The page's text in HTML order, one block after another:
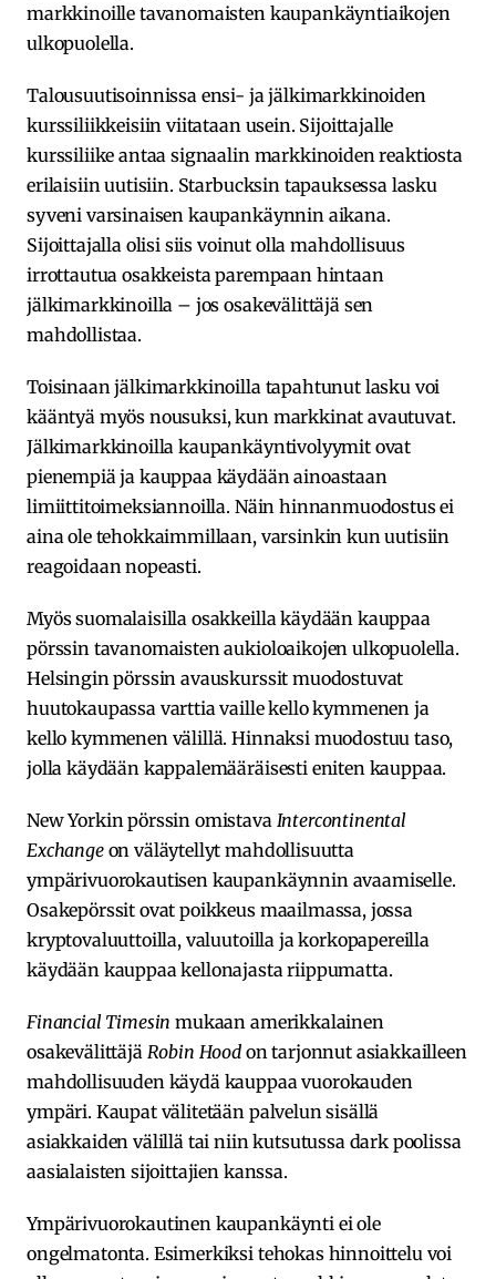
markkinoille tavanomaisten kaupankäyntiaikojen
ulkopuolella.
Talousuutisoinnissa ensi- ja jälkimarkkinoiden
kurssiliikkeisiin viitataan usein. Sijoittajalle
kurssiliike antaa signaalin markkinoiden reaktiosta
erilaisiin uutisiin. Starbucksin tapauksessa lasku
syveni varsinaisen kaupankäynnin aikana.
Sijoittajalla olisi siis voinut olla mahdollisuus
irrottautua osakkeista parempaan hintaan
jälkimarkkinoilla – jos osakevälittäjä sen
mahdollistaa.
Toisinaan jälkimarkkinoilla tapahtunut lasku voi
kääntyä myös nousuksi, kun markkinat avautuvat.
Jälkimarkkinoilla kaupankäyntivolyymit ovat
pienempiä ja kauppaa käydään ainoastaan
limiittitoimeksiannoilla. Näin hinnanmuodostus ei
aina ole tehokkaimmillaan, varsinkin kun uutisiin
reagoidaan nopeasti.
Myös suomalaisilla osakkeilla käydään kauppaa
pörssin tavanomaisten aukioloaikojen ulkopuolella.
Helsingin pörssin avauskurssit muodostuvat
huutokaupassa varttia vaille kello kymmenen ja
kello kymmenen välillä. Hinnaksi muodostuu taso,
jolla käydään kappalemääräisesti eniten kauppaa.
New Yorkin pörssin omistava Intercontinental
Exchange on väläytellyt mahdollisuutta
ympärivuorokautisen kaupankäynnin avaamiselle.
Osakepörssit ovat poikkeus maailmassa, jossa
kryptovaluuttoilla, valuutoilla ja korkopapereilla
käydään kauppaa kellonajasta riippumatta.
Financial Timesin mukaan amerikkalainen
osakevälittäjä Robin Hood on tarjonnut asiakkailleen
mahdollisuuden käydä kauppaa vuorokauden
ympäri. Kaupat välitetään palvelun sisällä
asiakkaiden välillä tai niin kutsutussa dark poolissa
aasialaisten sijoittajien kanssa.
Ympärivuorokautinen kaupankäynti ei ole
ongelmatonta. Esimerkiksi tehokas hinnoittelu voi